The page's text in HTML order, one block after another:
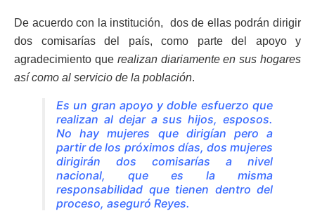
De acuerdo con la institución, dos de ellas podrán dirigir
dos comisarías del país, como parte del apoyo y
agradecimiento que realizan diariamente en sus hogares
así como al servicio de la población.
Es un gran apoyo y doble esfuerzo que
realizan al dejar a sus hijos, esposos.
No hay mujeres que dirigían pero a
partir de los próximos días, dos mujeres
dirigirán dos comisarías a nivel
nacional, que es la misma
responsabilidad que tienen dentro del
proceso, aseguró Reyes.